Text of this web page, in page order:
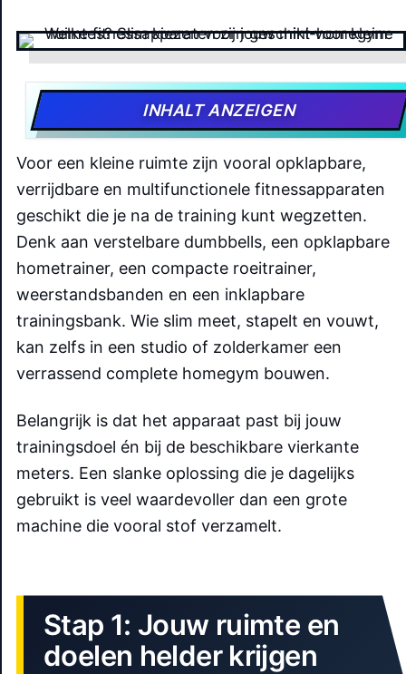
INHALT ANZEIGEN
Voor een kleine ruimte zijn vooral opklapbare,
verrijdbare en multifunctionele fitnessapparaten
geschikt die je na de training kunt wegzetten.
Denk aan verstelbare dumbbells, een opklapbare
hometrainer, een compacte roeitrainer,
weerstandsbanden en een inklapbare
trainingsbank. Wie slim meet, stapelt en vouwt,
kan zelfs in een studio of zolderkamer een
verrassend complete homegym bouwen.
Belangrijk is dat het apparaat past bij jouw
trainingsdoel én bij de beschikbare vierkante
meters. Een slanke oplossing die je dagelijks
gebruikt is veel waardevoller dan een grote
machine die vooral stof verzamelt.
Stap 1: Jouw ruimte en
doelen helder krijgen